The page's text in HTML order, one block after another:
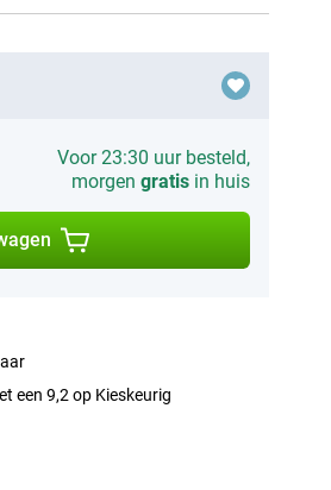
Voor 23:30 uur besteld,
morgen gratisin huis
een 9,2 op Kieskeurig